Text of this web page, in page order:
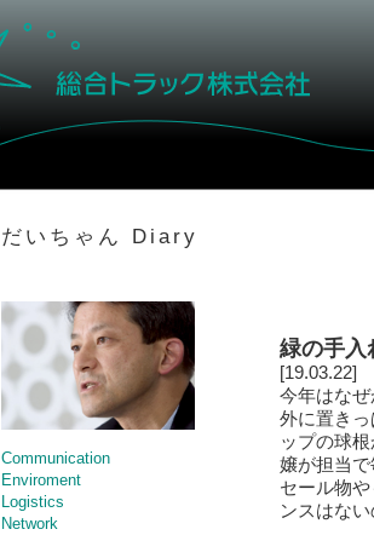
だいちゃん Diary
Communication
Enviroment
Logistics
Network
緑の手入
[19.03.22]
今年はな
外に置き
ップの球
嬢が担当
セール物
ンスはな